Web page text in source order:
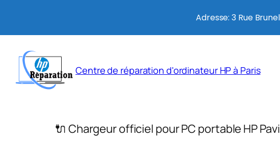
contenu
Centre de réparation d'ordinateur HP à Paris
🔌 Chargeur officiel pour PC portable HP
Adresse: 3 Rue